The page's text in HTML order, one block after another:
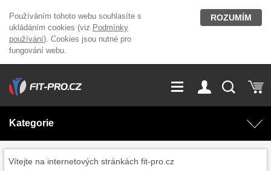
Používáním tohoto webu souhlasíte s
ukládáním cookies (viz Podmínky
používání). Cookies jsou nutné pro
fungování webu.
ROZUMÍM
GDPR
Přihlášení
Kategorie
AKCE Domácí cvičení
Vítejte na internetových stránkách fit-pro.cz